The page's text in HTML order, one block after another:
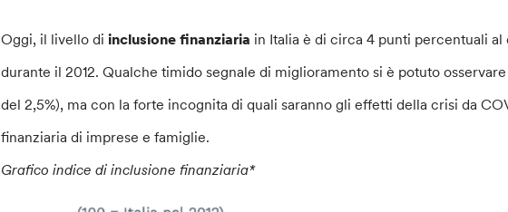
Oggi, il livello diinclusione finanziaria in Italia è di circa 4 punti percentuali
durante il 2012. Qualche timido segnale di miglioramento si è potuto
del 2,5%), ma con la forte incognita di quali saranno gli effetti della crisi da
finanziaria di imprese e famiglie.
Grafico indice di inclusione finanziaria*